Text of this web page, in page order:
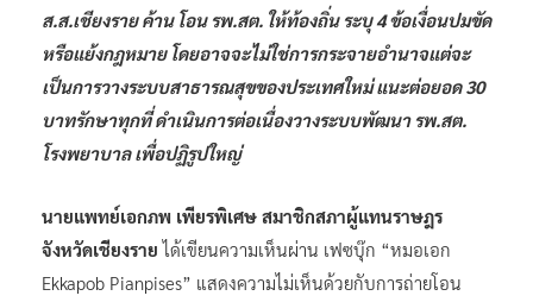
ส.ส.เชียงราย ค้าน โอน รพ.สต. ให้ท้องถิ่น ระบุ 4 ข้อเงื่อนปมขัด
หรือแย้งกฎหมาย โดยอาจจะไม่ใช่การกระจายอำนาจแต่จะ
เป็นการวางระบบสาธารณสุขของประเทศใหม่ แนะต่อยอด 30
บาทรักษาทุกที่ ดำเนินการต่อเนื่องวางระบบพัฒนา รพ.สต.
โรงพยาบาล เพื่อปฏิรูปใหญ่
นายแพทย์เอกภพ เพียรพิเศษ สมาชิกสภาผู้แทนราษฎร
จังหวัดเชียงรายได้เขียนความเห็นผ่าน เฟซบุ๊ก “หมอเอก
Ekkapob Pianpises” แสดงความไม่เห็นด้วยกับการถ่ายโอน